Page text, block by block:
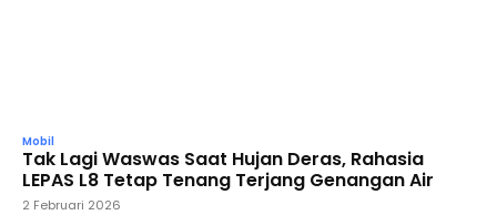
Mobil
Tak Lagi Waswas Saat Hujan Deras, Rahasia
LEPAS L8 Tetap Tenang Terjang Genangan Air
2 Februari 2026